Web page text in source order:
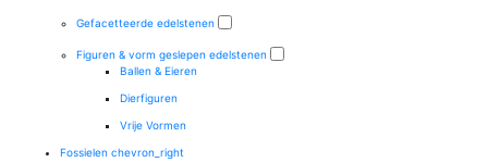
Gefacetteerde edelstenen
Figuren & vorm geslepen edelstenen
Ballen & Eieren
Dierfiguren
Vrije Vormen
Fossielen chevron_right